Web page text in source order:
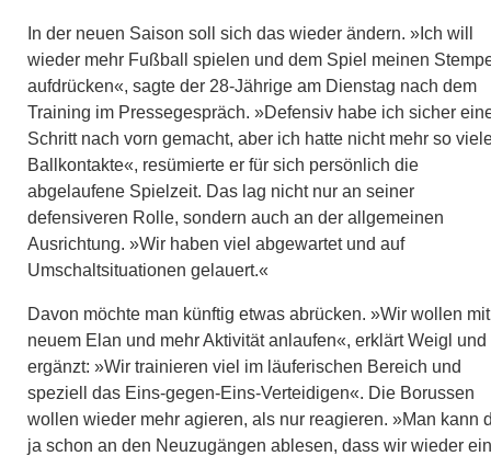
In der neuen Saison soll sich das wieder ändern. »Ich will
wieder mehr Fußball spielen und dem Spiel meinen
aufdrücken«, sagte der 28-Jährige am Dienstag nach dem
Training im Pressegespräch. »Defensiv habe ich sicher
Schritt nach vorn gemacht, aber ich hatte nicht mehr so
Ballkontakte«, resümierte er für sich persönlich die
abgelaufene Spielzeit. Das lag nicht nur an seiner
defensiveren Rolle, sondern auch an der allgemeinen
Ausrichtung. »Wir haben viel abgewartet und auf
Umschaltsituationen gelauert.«
Davon möchte man künftig etwas abrücken. »Wir wollen mit
neuem Elan und mehr Aktivität anlaufen«, erklärt Weigl und
ergänzt: »Wir trainieren viel im läuferischen Bereich und
speziell das Eins-gegen-Eins-Verteidigen«. Die Borussen
wollen wieder mehr agieren, als nur reagieren. »Man kann
ja schon an den Neuzugängen ablesen, dass wir wieder